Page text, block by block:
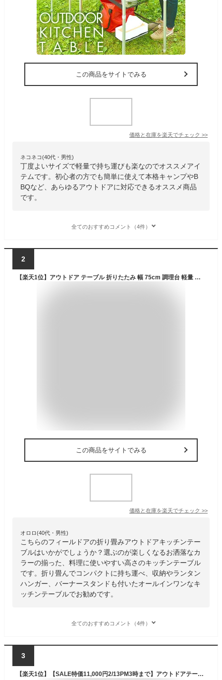
この商品をサイトでみる
価格と在庫を楽天でチェック >>
ネコネコ(40代・男性)
丁度よいサイズで軽量で持ち運びも楽なのでオススメアイ
テムです。初心者の方でも簡単に使えて本格キャンプやB
BQなど、あらゆるアウトドアに対応できるオススメ商品
です。
全てのおすすめコメント（4件）
2
【楽天1位】アウトドア テーブル 折りたたみ 幅 75cm 調理台 軽量 アルミ製 キッチン キッチンテーブル バーナースタンド キャンプ用 折りたたみテーブル 収納式 アウトドアテーブル レジャーテーブル アルミ BBQ バーベキュー FIELDOOR 1年保証 ★[送料無料]
この商品をサイトでみる
価格と在庫を楽天でチェック >>
オロロ(40代・男性)
こちらのフィールドアの折り畳みアウトドアキッチンテー
ブルはいかがでしょうか？選ぶのが楽しくなるお洒落なカ
ラーの揃った、料理に使いやすい高さのキッチンテーブル
です。折り畳んでコンパクトに持ち運べ、収納やランタン
ハンガー、バーナースタンドも付いたオールインワンなキ
ッチンテーブルでお勧めです。
全てのおすすめコメント（4件）
3
【楽天1位】【SALE特価11,000円2/13PM3時まで】アウトドアテーブル バーナースタンド 天然木 幅約150cm 折りたたみ テーブル レジャーテーブル キッチンテーブル 調理台 キッチンスタンド ツーバーナー対応 作業台 キャンプ バーベキュー ウ ★[送料無料]